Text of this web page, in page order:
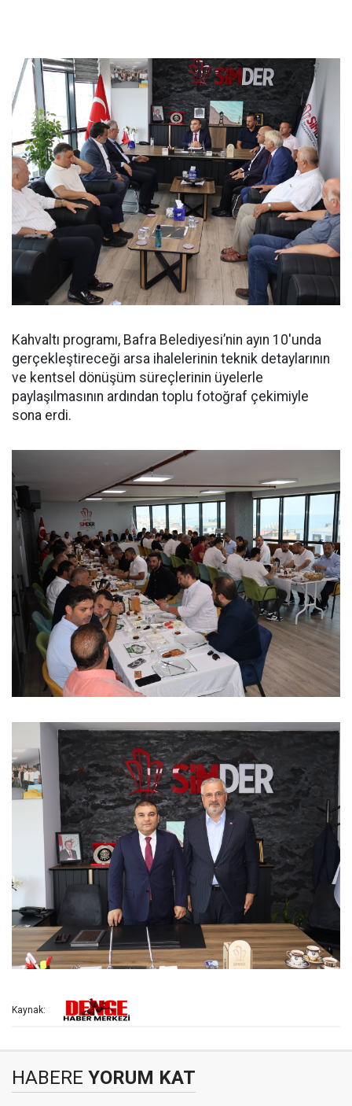
Kahvaltı programı, Bafra Belediyesi’nin ayın 10'unda
gerçekleştireceği arsa ihalelerinin teknik detaylarının
ve kentsel dönüşüm süreçlerinin üyelerle
paylaşılmasının ardından toplu fotoğraf çekimiyle
sona erdi.
Kaynak:
HABERE YORUM KAT